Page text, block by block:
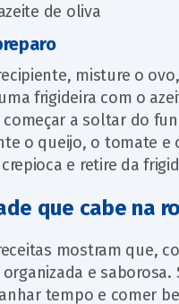
de oliva
misture o
frigideira com o
começar a soltar do
o queijo, o tomate e
crepioca e retire da
que cabe na
mostram que,
e
tempo e comer